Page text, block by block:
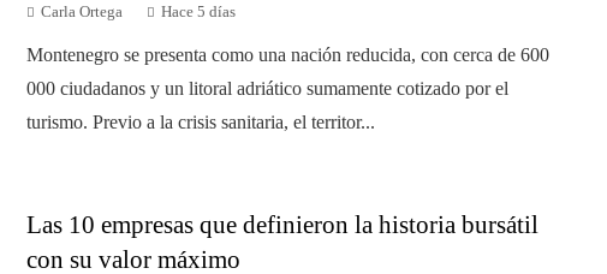
Carla Ortega Hace 5 días
Montenegro se presenta como una nación reducida, con cerca de 600
000 ciudadanos y un litoral adriático sumamente cotizado por el
turismo. Previo a la crisis sanitaria, el territor...
Las 10 empresas que definieron la historia bursátil
con su valor máximo